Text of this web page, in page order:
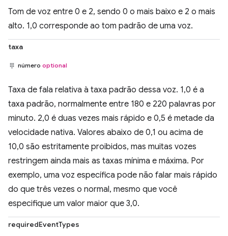
Tom de voz entre 0 e 2, sendo 0 o mais baixo e 2 o mais
alto. 1,0 corresponde ao tom padrão de uma voz.
taxa
número optional
Taxa de fala relativa à taxa padrão dessa voz. 1,0 é a
taxa padrão, normalmente entre 180 e 220 palavras por
minuto. 2,0 é duas vezes mais rápido e 0,5 é metade da
velocidade nativa. Valores abaixo de 0,1 ou acima de
10,0 são estritamente proibidos, mas muitas vozes
restringem ainda mais as taxas mínima e máxima. Por
exemplo, uma voz específica pode não falar mais rápido
do que três vezes o normal, mesmo que você
especifique um valor maior que 3,0.
requiredEventTypes